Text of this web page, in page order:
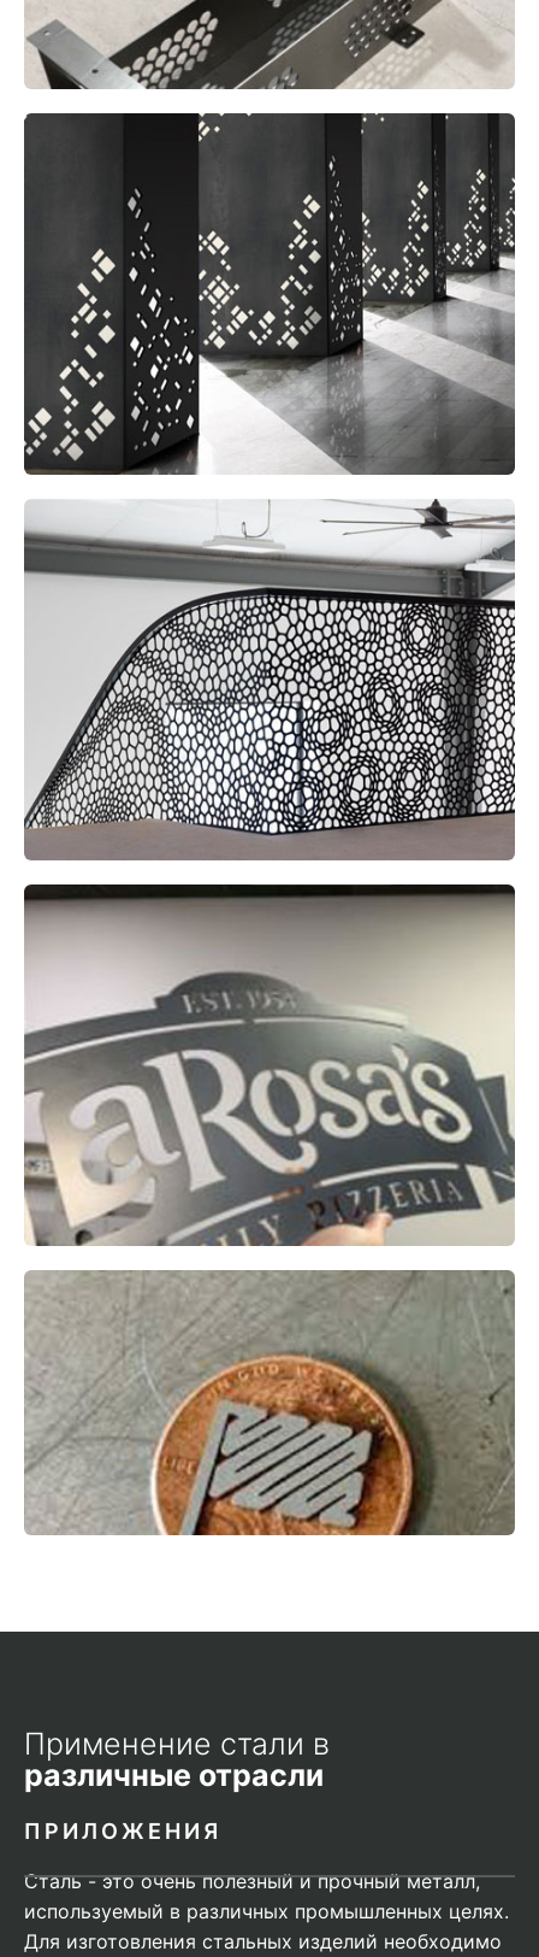
Применение стали в
различные отрасли
ПРИЛОЖЕНИЯ
Сталь - это очень полезный и прочный металл,
используемый в различных промышленных целях.
Для изготовления стальных изделий необходимо